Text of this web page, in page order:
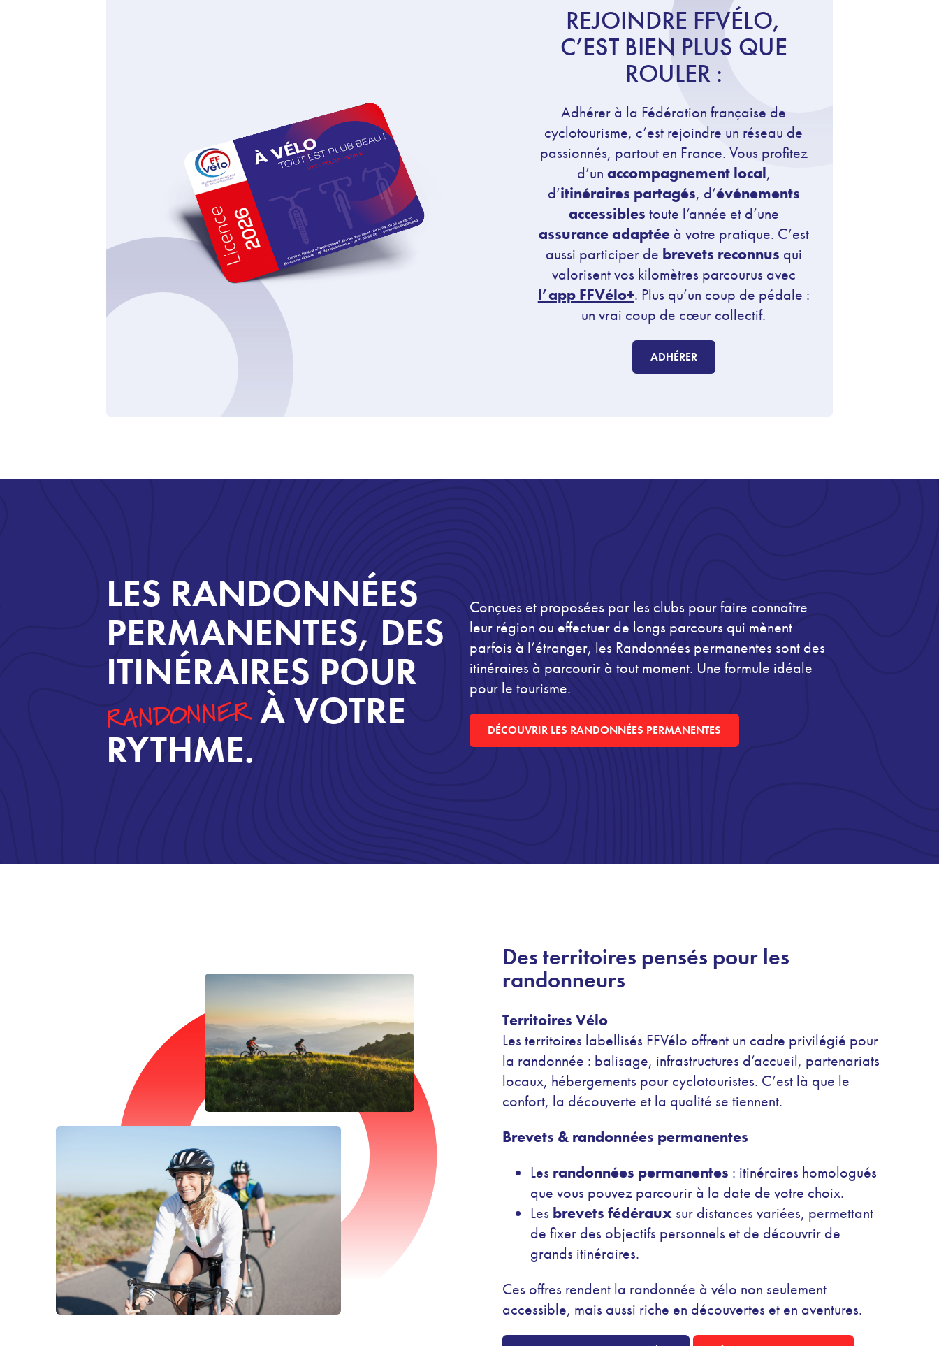
REJOINDRE FFVÉLO,
C’EST BIEN PLUS QUE
ROULER :
Adhérer à la Fédération française de
cyclotourisme, c’est rejoindre un réseau de
passionnés, partout en France. Vous profitez
d’un accompagnement local,
d’itinéraires partagés, d’événements
accessibles toute l’année et d’une
assurance adaptéeà votre pratique. C’est
aussi participer de brevets reconnus qui
valorisent vos kilomètres parcourus avec
l’app FFVélo+. Plus qu’un coup de pédale :
un vrai coup de cœur collectif.
ADHÉRER
LES RANDONNÉES
PERMANENTES, DES
ITINÉRAIRES POUR
RANDONNERÀ VOTRE
RYTHME.
Conçues et proposées par les clubs pour faire connaître
leur région ou effectuer de longs parcours qui mènent
parfois à l’étranger, les Randonnées permanentes sont des
itinéraires à parcourir à tout moment. Une formule idéale
pour le tourisme.
DÉCOUVRIR LES RANDONNÉES PERMANENTES
Des territoires pensés pour les
randonneurs
Territoires Vélo
Les territoires labellisés FFVélo offrent un cadre privilégié pour
la randonnée : balisage, infrastructures d’accueil, partenariats
locaux, hébergements pour cyclotouristes. C’est là que le
confort, la découverte et la qualité se tiennent.
Brevets & randonnées permanentes
Les randonnées permanentes : itinéraires homologués
que vous pouvez parcourir à la date de votre choix.
Les brevets fédéraux sur distances variées, permettant
de fixer des objectifs personnels et de découvrir de
grands itinéraires.
Ces offres rendent la randonnée à vélo non seulement
accessible, mais aussi riche en découvertes et en aventures.